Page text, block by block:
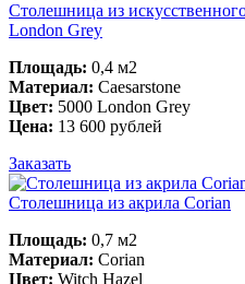
Столешница из
London Grey
Площадь: 0,4 м2
Материал: Caesarstone
Цвет: 5000 London Grey
Цена: 13 600 рублей
Заказать
Столешница из акрила Corian
Площадь: 0,7 м2
Материал: Corian
Цвет: Witch Hazel